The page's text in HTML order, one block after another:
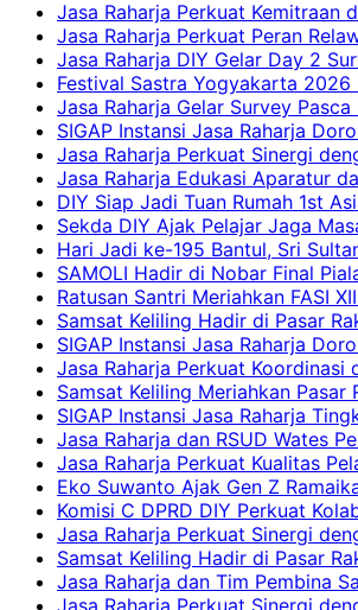
Jasa Raharja Perkuat Kemitraan
Jasa Raharja Perkuat Peran
Jasa Raharja DIY Gelar Day 2
Festival Sastra Yogyakarta 2026
Jasa Raharja Gelar Survey
SIGAP Instansi Jasa Raharja
Jasa Raharja Perkuat Sinergi
Jasa Raharja Edukasi Aparatur
DIY Siap Jadi Tuan Rumah 1st
Sekda DIY Ajak Pelajar Jaga
Hari Jadi ke-195 Bantul, Sri
SAMOLI Hadir di Nobar Final
Ratusan Santri Meriahkan FASI
Samsat Keliling Hadir di Pasar
SIGAP Instansi Jasa Raharja
Jasa Raharja Perkuat Koordinasi
Samsat Keliling Meriahkan
SIGAP Instansi Jasa Raharja
Jasa Raharja dan RSUD Wates
Jasa Raharja Perkuat Kualitas
Eko Suwanto Ajak Gen Z
Komisi C DPRD DIY Perkuat
Jasa Raharja Perkuat Sinergi
Samsat Keliling Hadir di Pasar
Jasa Raharja dan Tim Pembina
Jasa Raharja Perkuat Sinergi